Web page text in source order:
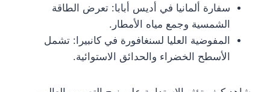
سفارة ألمانيا في أديس أبابا: تعرض الطاقة
الشمسية وجمع مياه الأمطار.
المفوضية العليا لسنغافورة في كانبيرا: تشمل
الأسطح الخضراء والحدائق الاستوائية.